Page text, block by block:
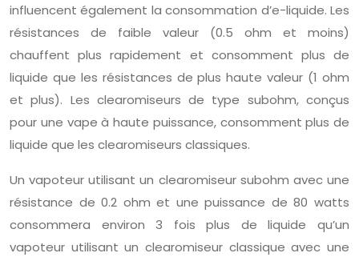
influencent également la consommation d’e-liquide. Les
résistances de faible valeur (0.5 ohm et moins)
chauffent plus rapidement et consomment plus de
liquide que les résistances de plus haute valeur (1 ohm
et plus). Les clearomiseurs de type subohm, conçus
pour une vape à haute puissance, consomment plus de
liquide que les clearomiseurs classiques.
Un vapoteur utilisant un clearomiseur subohm avec une
résistance de 0.2 ohm et une puissance de 80 watts
consommera environ 3 fois plus de liquide qu’un
vapoteur utilisant un clearomiseur classique avec une